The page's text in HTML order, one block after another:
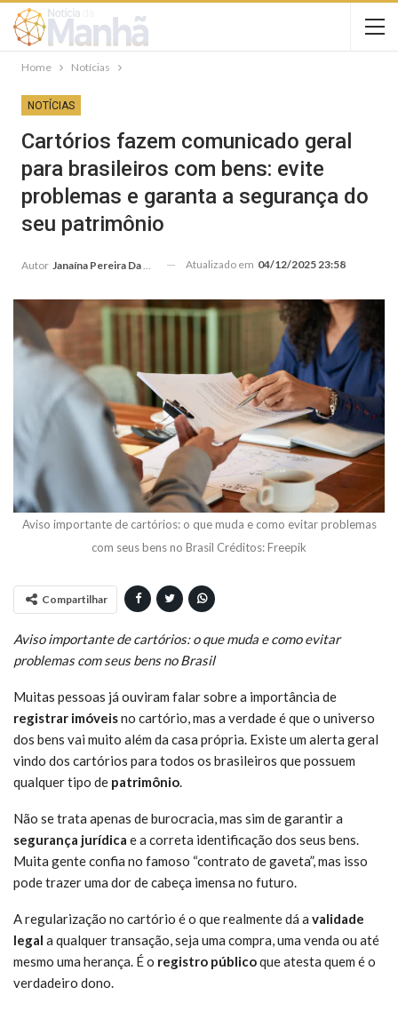
Home Notícias
NOTÍCIAS
Cartórios fazem comunicado geral
para brasileiros com bens: evite
problemas e garanta a segurança do
seu patrimônio
Autor Janaína Pereira Da Silva Atualizado em 04/12/2025 23:58
Aviso importante de cartórios: o que muda e como evitar problemas
com seus bens no Brasil Créditos: Freepik
Compartilhar
Aviso importante de cartórios: o que muda e como evitar
problemas com seus bens no Brasil
Muitas pessoas já ouviram falar sobre a importância de
registrar imóveisno cartório, mas a verdade é que o universo
dos bens vai muito além da casa própria. Existe um alerta geral
vindo dos cartórios para todos os brasileiros que possuem
qualquer tipo de patrimônio.
Não se trata apenas de burocracia, mas sim de garantir a
segurança jurídica e a correta identificação dos seus bens.
Muita gente confia no famoso “contrato de gaveta”, mas isso
pode trazer uma dor de cabeça imensa no futuro.
A regularização no cartório é o que realmente dá a validade
legal a qualquer transação, seja uma compra, uma venda ou até
mesmo uma herança. É o registro públicoque atesta quem é o
verdadeiro dono.